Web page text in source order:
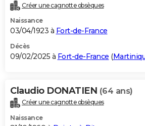
Créer une cagnotte obsèques
Naissance
03/04/1923 à Fort-de-France
Décès
09/02/2025 à Fort-de-France (
Claudio DONATIEN (64 ans)
Créer une cagnotte obsèques
Naissance